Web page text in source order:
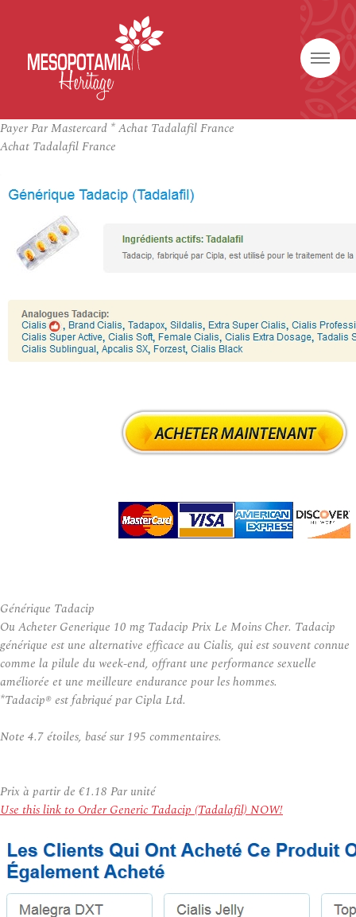
Payer Par Mastercard * Achat Tadalafil France
Achat Tadalafil France
Générique Tadacip
Ou Acheter Generique 10 mg Tadacip Prix Le Moins Cher. Tadacip
générique est une alternative efficace au Cialis, qui est souvent connue
comme la pilule du week-end, offrant une performance sexuelle
améliorée et une meilleure endurance pour les hommes.
*Tadacip® est fabriqué par Cipla Ltd.
Note 4.7étoiles, basé sur 195 commentaires.
Prix à partir de €1.18 Par unité
Use this link to Order Generic Tadacip (Tadalafil) NOW!